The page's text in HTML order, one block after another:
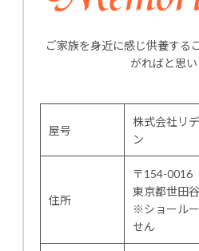
ご家族を身近に感じ供養する
がればと思い
屋号
株式会社リ
ン
住所
〒154-0016
東京都世田
※ショール
せん